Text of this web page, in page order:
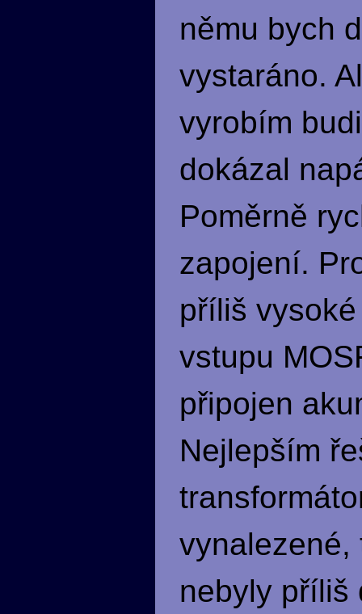
němu bych
vystaráno.
vyrobím
dokázal
Poměrně
zapojení.
příliš
vstupu
připojen
Nejlepším
vynalezené,
nebyly příliš